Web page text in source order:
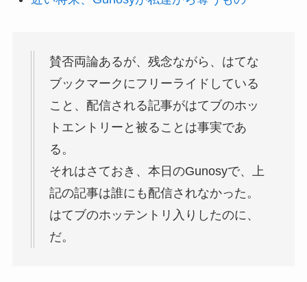
賛否両論あるが、残念ながら、はてな
ブックマークにフリーライドしている
こと、配信される記事がはてブのホッ
トエントリーと被ることは事実であ
る。
それはさておき、本日のGunosyで、上
記の記事は誰にも配信されなかった。
はてブのホッテントリ入りしたのに、
だ。